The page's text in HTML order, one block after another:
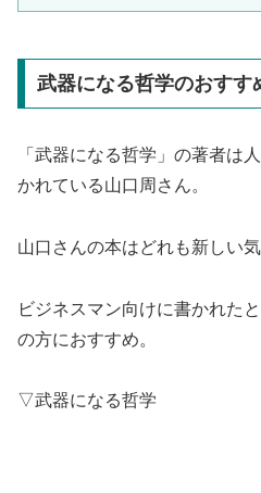
武器になる哲学のおすす
「武器になる哲学」の著者は
かれている山口周さん。
山口さんの本はどれも新しい
ビジネスマン向けに書かれた
の方におすすめ。
▽武器になる哲学